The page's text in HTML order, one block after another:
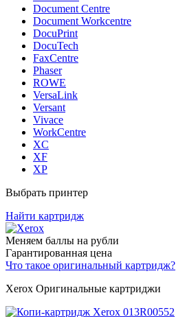
Document Centre
Document Workcentre
DocuPrint
DocuTech
FaxCentre
Phaser
ROWE
VersaLink
Versant
Vivace
WorkCentre
XC
XF
XP
Выбрать принтер
Найти картридж
Меняем баллы на рубли
Гарантированная цена
Что такое оригинальный картридж?
Xerox Оригинальные картриджи